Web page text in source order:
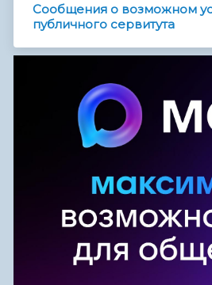
Сообщения о возможном
публичного сервитута